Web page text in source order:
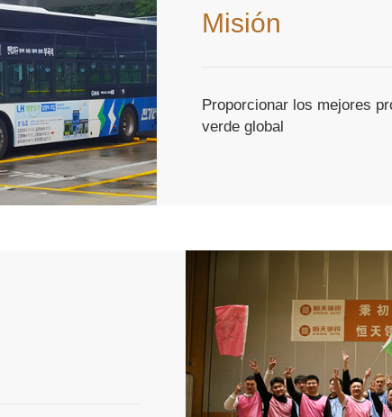
Misión
Proporcionar los mejores
verde global